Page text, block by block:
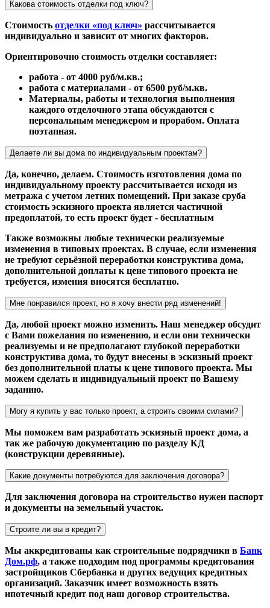
Какова стоимость отделки под ключ?
Стоимость отделки «под ключ» рассчитывается
индивидуально и зависит от многих факторов.
Ориентировочно стоимость отделки составляет:
работа - от 4000 руб/м.кв.;
работа с материалами - от 6500 руб/м.кв.
Материалы, работы и технология выполнения
каждого отделочного этапа обсуждаются с
персональным менеджером и прорабом. Оплата
поэтапная.
Делаете ли вы дома по индивидуальным проектам?
Да, конечно, делаем. Стоимость изготовления дома по
индивидуальному проекту рассчитывается исходя из
метража с учетом летних помещений. При заказе сруба
стоимость эскизного проекта является частичной
предоплатой, то есть проект будет - бесплатным
Также возможны любые технически реализуемые
изменения в типовых проектах. В случае, если изменения
не требуют серьёзной переработки конструктива дома,
дополнительной доплаты к цене типового проекта не
требуется, измения вносятся бесплатно.
Мне понравился проект, но я хочу внести ряд изменений!
Да, любой проект можно изменить. Наш менеджер обсудит
с Вами пожелания по изменению, и если они технически
реализуемы и не предполагают глубокой переработки
конструктива дома, то будут внесены в эскизный проект
без дополнительной платы к цене типового проекта. Мы
можем сделать и индивидуальный проект по Вашему
заданию.
Могу я купить у вас только проект, а строить своими силами?
Мы поможем вам разработать эскизный проект дома, а
так же рабочую документацию по разделу КД
(конструкции деревянные).
Какие документы потребуются для заключения договора?
Для заключения договора на строительство нужен паспорт
и документы на земельный участок.
Строите ли вы в кредит?
Мы аккредитованы как строительные подрядчики в Банк
Дом.рф, а также подходим под программы кредитования
застройщиков Сбербанка и других ведущих кредитных
организаций. Заказчик имеет возможность взять
ипотечный кредит под наш договор строительства.